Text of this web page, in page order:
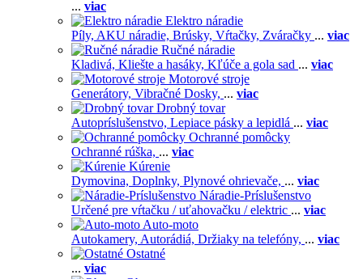
... viac
Elektro náradie
Píly, AKU náradie, Brúsky, Vŕtačky, Zváračky ... viac
Ručné náradie
Kladivá, Kliešte a hasáky, Kľúče a gola sad ... viac
Motorové stroje
Generátory, Vibračné Dosky, ... viac
Drobný tovar
Autopríslušenstvo, Lepiace pásky a lepidlá ... viac
Ochranné pomôcky
Ochranné rúška, ... viac
Kúrenie
Dymovina, Doplnky, Plynové ohrievače, ... viac
Náradie-Príslušenstvo
Určené pre vŕtačku / uťahovačku / elektric ... viac
Auto-moto
Autokamery, Autorádiá, Držiaky na telefóny, ... viac
Ostatné
... viac